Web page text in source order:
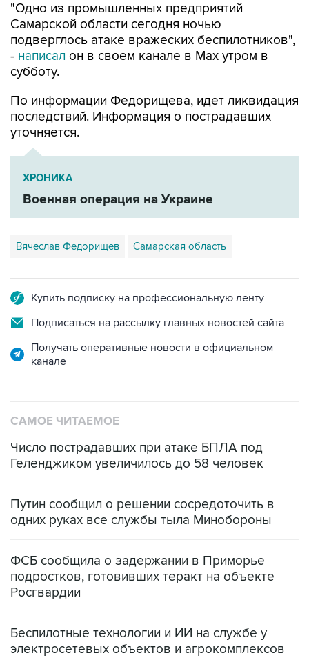
"Одно из промышленных предприятий
Самарской области сегодня ночью
подверглось атаке вражеских беспилотников",
- написал он в своем канале в Max утром в
субботу.
По информации Федорищева, идет ликвидация
последствий. Информация о пострадавших
уточняется.
ХРОНИКА
Военная операция на Украине
Вячеслав Федорищев Самарская область
Купить подписку на профессиональную ленту
Подписаться на рассылку главных новостей сайта
Получать оперативные новости в официальном
канале
САМОЕ ЧИТАЕМОЕ
Число пострадавших при атаке БПЛА под
Геленджиком увеличилось до 58 человек
Путин сообщил о решении сосредоточить в
одних руках все службы тыла Минобороны
ФСБ сообщила о задержании в Приморье
подростков, готовивших теракт на объекте
Росгвардии
Беспилотные технологии и ИИ на службе у
электросетевых объектов и агрокомплексов